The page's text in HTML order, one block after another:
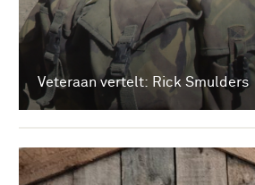
Veteraan vertelt: Rick Smulders